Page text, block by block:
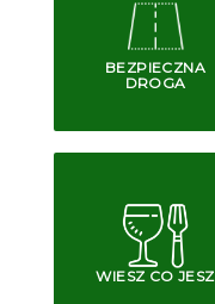
BEZPIECZNA
DROGA
WIESZ CO JESZ